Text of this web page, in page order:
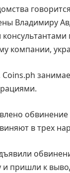
Владимиру
компании,
Coins.ph
в трех
и пришли к